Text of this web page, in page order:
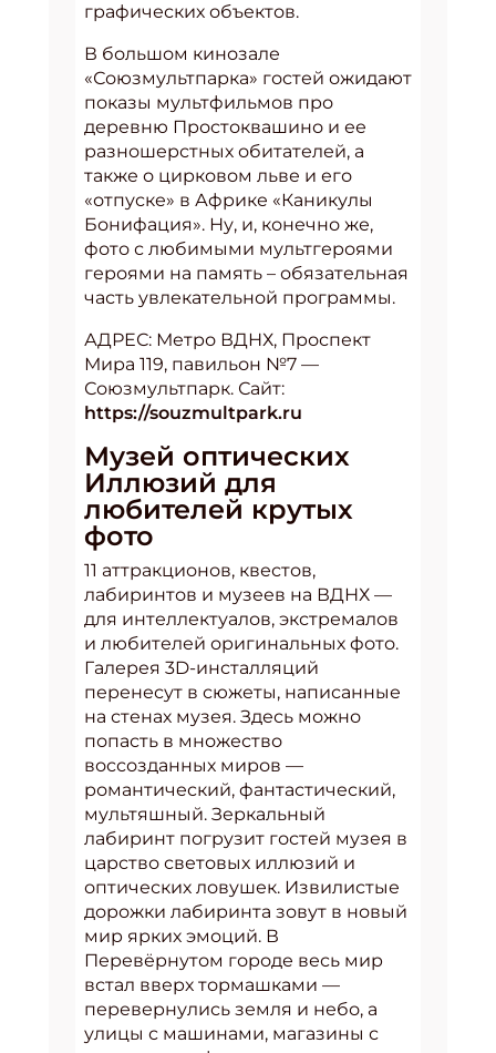
графических объектов.
В большом кинозале
«Союзмультпарка» гостей ожидают
показы мультфильмов про
деревню Простоквашино и ее
разношерстных обитателей, а
также о цирковом льве и его
«отпуске» в Африке «Каникулы
Бонифация». Ну, и, конечно же,
фото с любимыми мультгероями
героями на память – обязательная
часть увлекательной программы.
АДРЕС: Метро ВДНХ, Проспект
Мира 119, павильон №7 —
Союзмультпарк. Сайт:
https://souzmultpark.ru
Музей оптических
Иллюзий для
любителей крутых
фото
11 аттракционов, квестов,
лабиринтов и музеев на ВДНХ —
для интеллектуалов, экстремалов
и любителей оригинальных фото.
Галерея 3D-инсталляций
перенесут в сюжеты, написанные
на стенах музея. Здесь можно
попасть в множество
воссозданных миров —
романтический, фантастический,
мультяшный. Зеркальный
лабиринт погрузит гостей музея в
царство световых иллюзий и
оптических ловушек. Извилистые
дорожки лабиринта зовут в новый
мир ярких эмоций. В
Перевёрнутом городе весь мир
встал вверх тормашками —
перевернулись земля и небо, а
улицы с машинами, магазины с